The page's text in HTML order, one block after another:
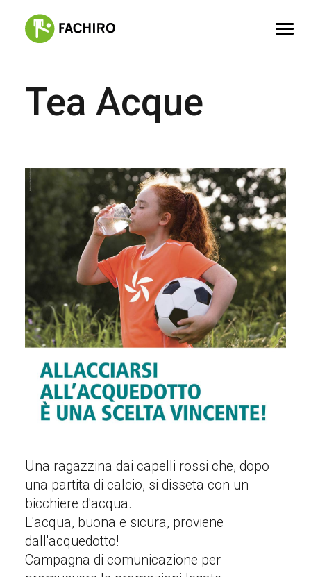
FACHIRO
CONTATTI
Tea Acque
Una ragazzina dai capelli rossi che, dopo
una partita di calcio, si disseta con un
bicchiere d'acqua.
L'acqua, buona e sicura, proviene
dall'acquedotto!
Campagna di comunicazione per